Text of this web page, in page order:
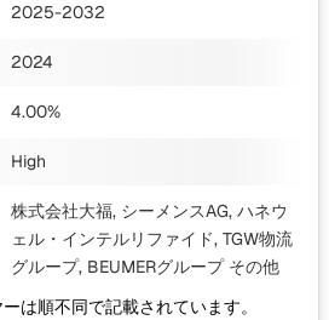
2025-2032
2024
4.00%
High
株式会社大福, シーメンスAG, ハネウ
ェル・インテルリファイド, TGW物流
グループ, BEUMERグループ その他
は順不同で記載されています。